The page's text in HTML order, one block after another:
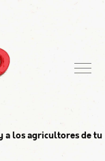
a los agricultores de tu